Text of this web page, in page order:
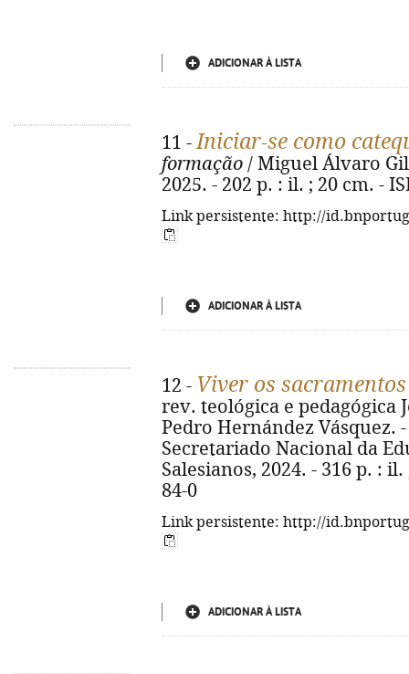
ADICIONAR À LISTA
11 -Iniciar-se como
formação / Miguel Álvaro
2025. - 202 p. : il. ; 20 cm. -
Link persistente: http://
ADICIONAR À LISTA
12 - Viver os
rev. teológica e pedagógica
Pedro Hernández Vásquez.
Secretariado Nacional da
Salesianos, 2024. - 316 p. :
84-0
Link persistente: http://
ADICIONAR À LISTA